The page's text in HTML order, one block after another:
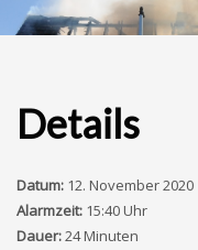
Details
Datum: 12. November 2020
Alarmzeit: 15:40 Uhr
Dauer:24 Minuten